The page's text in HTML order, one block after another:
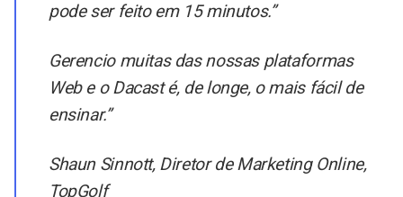
pode ser feito em 15 minutos.”
Gerencio muitas das nossas plataformas
Web e o Dacast é, de longe, o mais fácil de
ensinar.”
Shaun Sinnott, Diretor de Marketing Online,
TopGolf